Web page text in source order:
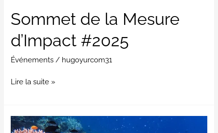
Sommet de la Mesure
d’Impact #2025
Événements / hugoyurcom31
Lire la suite »
La troisième